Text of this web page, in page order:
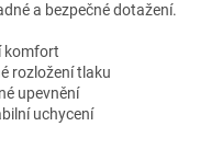
a bezpečné dotažení.
komfort
rozložení tlaku
upevnění
uchycení